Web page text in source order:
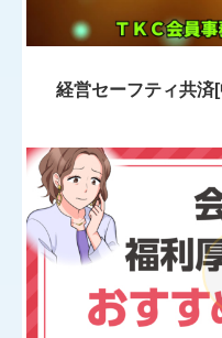
経営セーフティ共済